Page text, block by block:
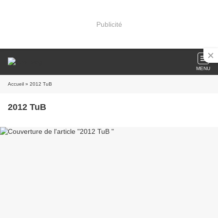
Publicité
MENU
Accueil » 2012 TuB
2012 TuB